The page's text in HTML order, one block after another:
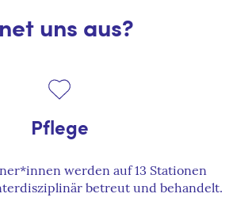
uns aus?
Pflege
werden auf 13 Stationen
betreut und behandelt.